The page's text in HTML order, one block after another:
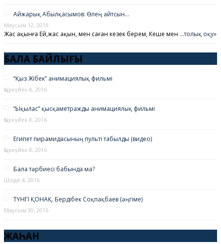
Айжарық Абылқасымов: Өлең айтсын…
Маусым 12, 2016
Жас ақынға Ей,жас ақын, мен саған кезек берем, Кеше мен …толық оқу»
БАЛА БАЙЛЫҒЫ
“Қыз Жібек” анимациялық фильмі
Қыркүйек 8, 2016
“Ықылас” қысқаметражды анимациялық фильмі
Қыркүйек 8, 2016
Египет пирамидасының пульті табылды (видео)
Қыркүйек 8, 2016
Бала тәрбиесі бабында ма?
Шілде 4, 2016
ТҮНГІ ҚОНАҚ. Бердібек Соқпақбаев (әңгіме)
Маусым 30, 2016
ЖАҺАН